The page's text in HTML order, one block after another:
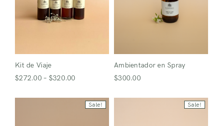
Kit de Viaje
$272.00– $320.00
Ambientador en Spray
$300.00
Sale! Sale!